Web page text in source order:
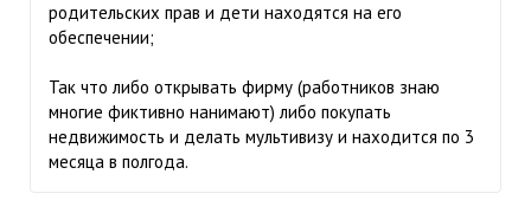
родительских прав и дети находятся на его
обеспечении;
Так что либо открывать фирму (работников знаю
многие фиктивно нанимают) либо покупать
недвижимость и делать мультивизу и находится по 3
месяца в полгода.